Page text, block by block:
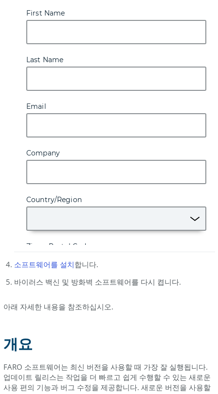
소프트웨어를 설치합니다.
바이러스 백신 및 방화벽 소프트웨어를 다시 켭니다.
아래 자세한 내용을 참조하십시오.
개요
FARO 소프트웨어는 최신 버전을 사용할 때 가장 잘 실행됩니다.
업데이트 릴리스는 작업을 더 빠르고 쉽게 수행할 수 있는 새로운
사용 편의 기능과 버그 수정을 제공합니다. 새로운 버전을 사용할